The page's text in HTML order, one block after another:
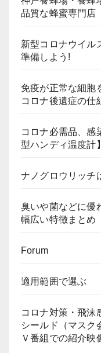
品質な蜂蜜専門店
新型コロナウイル
準備しよう!
免疫が正常な細胞
コロナ後遺症の仕
コロナ必需品、感
型ハンディ温度計
ナノグロウリッチ
臭いや菌などに優
幅広い特徴まとめ
Forum
適用範囲で選ぶ
コロナ対策・飛沫
シールド（マスク
Ｖ番組での紹介映